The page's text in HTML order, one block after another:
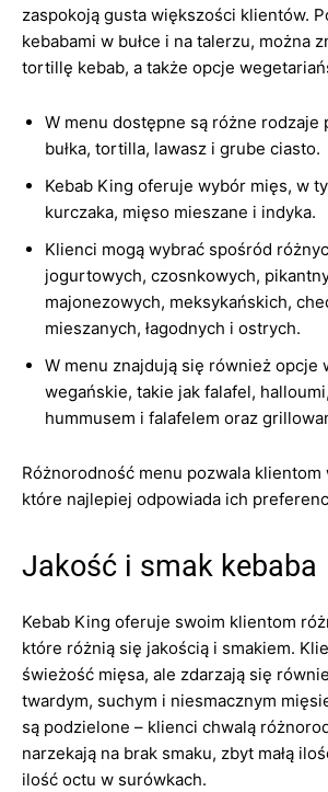
zaspokoją gusta większości klientów.
kebabami w bułce i na talerzu, można
tortillę kebab, a także opcje
W menu dostępne są różne rodzaje
bułka, tortilla, lawasz i grube ciasto.
Kebab King oferuje wybór mięs, w
kurczaka, mięso mieszane i indyka.
Klienci mogą wybrać spośród
jogurtowych, czosnkowych,
majonezowych, meksykańskich,
mieszanych, łagodnych i ostrych.
W menu znajdują się również opcje
wegańskie, takie jak falafel,
hummusem i falafelem oraz
Różnorodność menu pozwala klientom
które najlepiej odpowiada ich
Jakość i smak kebaba
Kebab King oferuje swoim klientom
które różnią się jakością i smakiem.
świeżość mięsa, ale zdarzają się
twardym, suchym i niesmacznym
są podzielone – klienci chwalą
narzekają na brak smaku, zbyt małą
ilość octu w surówkach.